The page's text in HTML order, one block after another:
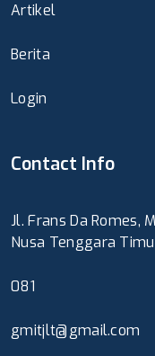
Artikel
Berita
Login
Contact Info
Jl. Frans Da Romes,
Nusa Tenggara
081
gmitjlt@gmail.com